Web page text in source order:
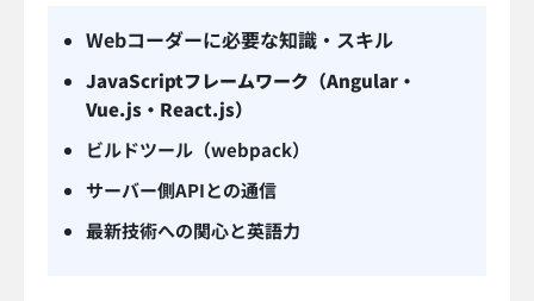
Webコーダーに必要な知識・スキル
JavaScriptフレームワーク（Angular・
Vue.js・React.js）
ビルドツール（webpack）
サーバー側APIとの通信
最新技術への関心と英語力